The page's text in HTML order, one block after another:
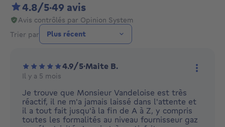
4.8/5·49 avis
Avis contrôlés par Opinion System
Trier par
4.9/5·Maite B.
Il y a 5 mois
Je trouve que Monsieur Vandeloise est très
réactif, il ne m'a jamais laissé dans l'attente et
il a tout fait jusqu'à la fin de A à Z, y compris
toutes les formalités au niveau fournisseur gaz